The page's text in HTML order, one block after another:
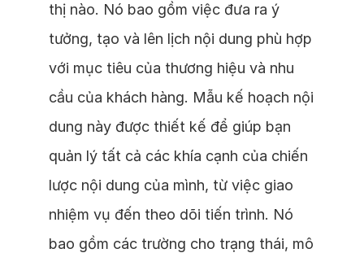
thị nào. Nó bao gồm việc đưa ra ý
tưởng, tạo và lên lịch nội dung phù hợp
với mục tiêu của thương hiệu và nhu
cầu của khách hàng. Mẫu kế hoạch nội
dung này được thiết kế để giúp bạn
quản lý tất cả các khía cạnh của chiến
lược nội dung của mình, từ việc giao
nhiệm vụ đến theo dõi tiến trình. Nó
bao gồm các trường cho trạng thái, mô